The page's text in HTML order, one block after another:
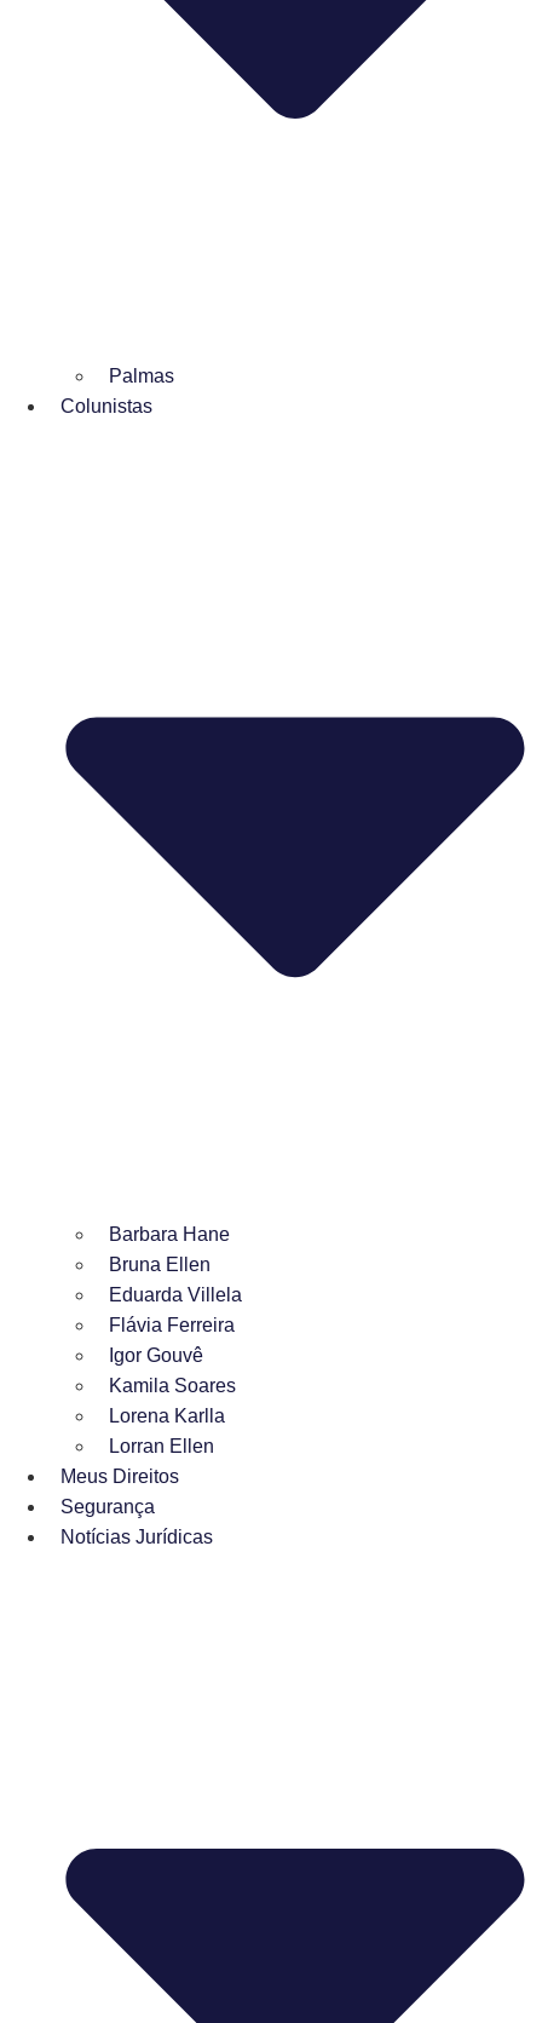
Palmas
Colunistas
Barbara Hane
Bruna Ellen
Eduarda Villela
Flávia Ferreira
Igor Gouvê
Kamila Soares
Lorena Karlla
Lorran Ellen
Meus Direitos
Segurança
Notícias Jurídicas